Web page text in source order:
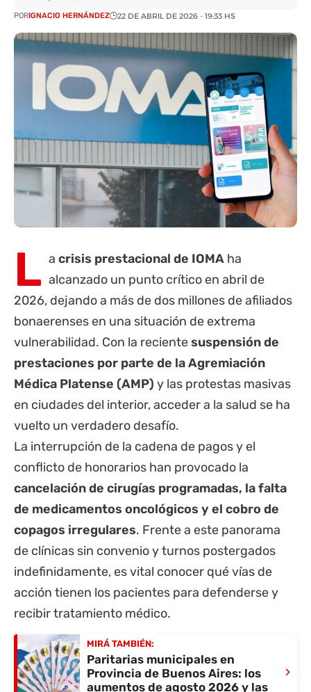
PORIGNACIO HERNÁNDEZ 22 DE ABRIL DE 2026 - 19:33 HS
L a crisis prestacional de IOMA ha
alcanzado un punto crítico en abril de
2026, dejando a más de dos millones de afiliados
bonaerenses en una situación de extrema
vulnerabilidad. Con la recientesuspensión de
prestaciones por parte de la Agremiación
Médica Platense (AMP) y las protestas masivas
en ciudades del interior, acceder a la salud se ha
vuelto un verdadero desafío.
La interrupción de la cadena de pagos y el
conflicto de honorarios han provocado la
cancelación de cirugías programadas, la falta
de medicamentos oncológicos y el cobro de
copagos irregulares. Frente a este panorama
de clínicas sin convenio y turnos postergados
indefinidamente, es vital conocer qué vías de
acción tienen los pacientes para defenderse y
recibir tratamiento médico.
MIRÁ TAMBIÉN:
Paritarias municipales en
Provincia de Buenos Aires: los
aumentos de agosto 2026 y las
›